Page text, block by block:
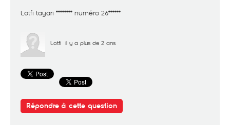
Lotfi tayari ******** numéro 26******
Lotfi il y a plus de 2 ans
Répondre à cette question